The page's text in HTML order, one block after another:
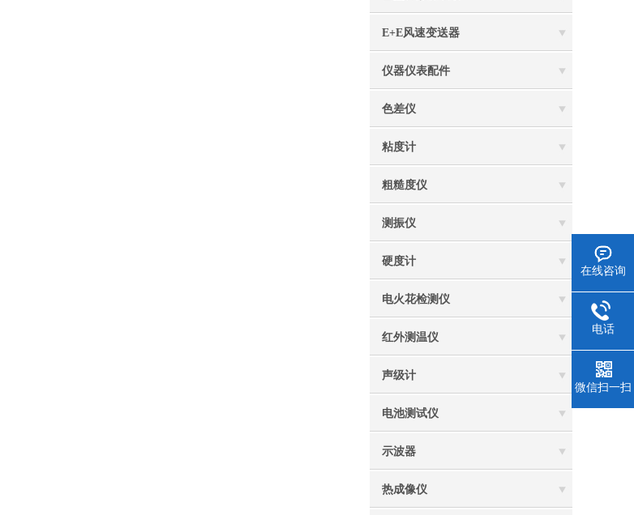
E+E风速变送器
仪器仪表配件
色差仪
粘度计
粗糙度仪
测振仪
硬度计
电火花检测仪
红外测温仪
声级计
电池测试仪
示波器
热成像仪
在线咨询
电话
微信扫一扫